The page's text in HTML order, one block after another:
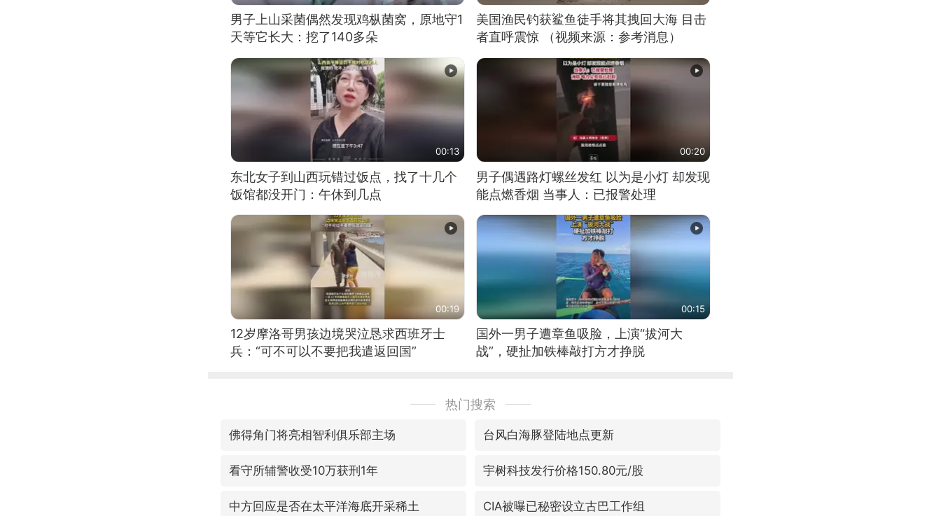
男子上山采菌偶然发现鸡枞菌窝，原地守1
天等它长大：挖了140多朵
美国渔民钓获鲨鱼徒手将其拽回大海 目击
者直呼震惊 （视频来源：参考消息）
00:13
东北女子到山西玩错过饭点，找了十几个
饭馆都没开门：午休到几点
00:20
男子偶遇路灯螺丝发红 以为是小灯 却发现
能点燃香烟 当事人：已报警处理
00:19
12岁摩洛哥男孩边境哭泣恳求西班牙士
兵：“可不可以不要把我遣返回国”
00:15
国外一男子遭章鱼吸脸，上演“拔河大
战”，硬扯加铁棒敲打方才挣脱
热门搜索
佛得角门将亮相智利俱乐部主场 台风白海豚登陆地点更新
看守所辅警收受10万获刑1年 宇树科技发行价格150.80元/股
中方回应是否在太平洋海底开采稀土 CIA被曝已秘密设立古巴工作组